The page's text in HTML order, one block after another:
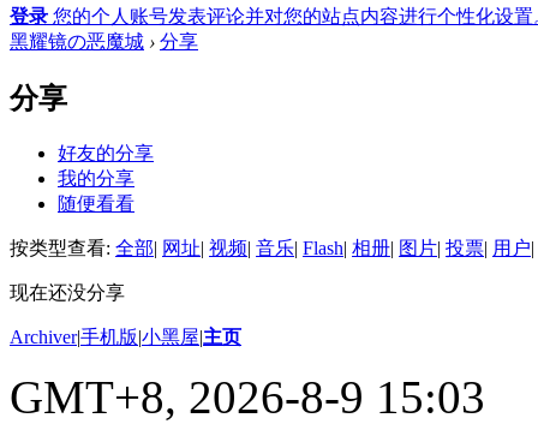
登录 您的个人账号发表评论并对您的站点内容进行个性化设置
黑耀镜の恶魔城 › 分享
分享
好友的分享
我的分享
随便看看
按类型查看: 全部| 网址| 视频| 音乐| Flash| 相册| 图片| 投票| 用户|
现在还没分享
Archiver|手机版|小黑屋|主页
GMT+8, 2026-8-9 15:03